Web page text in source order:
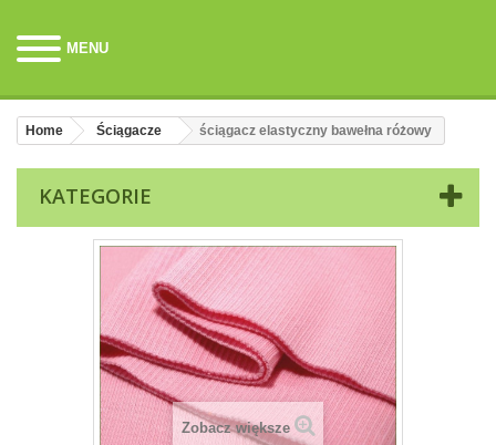
MENU
Home Ściągacze ściągacz elastyczny bawełna różowy
KATEGORIE
Zobacz większe